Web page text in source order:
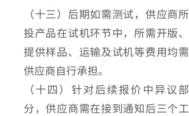
（十三）后期如需测试，供应商所
投产品在试机环节中，所需开版、
提供样品、运输及试机等费用均需
供应商自行承担。
（十四）针对后续报价中异议部
分，供应商需在接到通知后三个工